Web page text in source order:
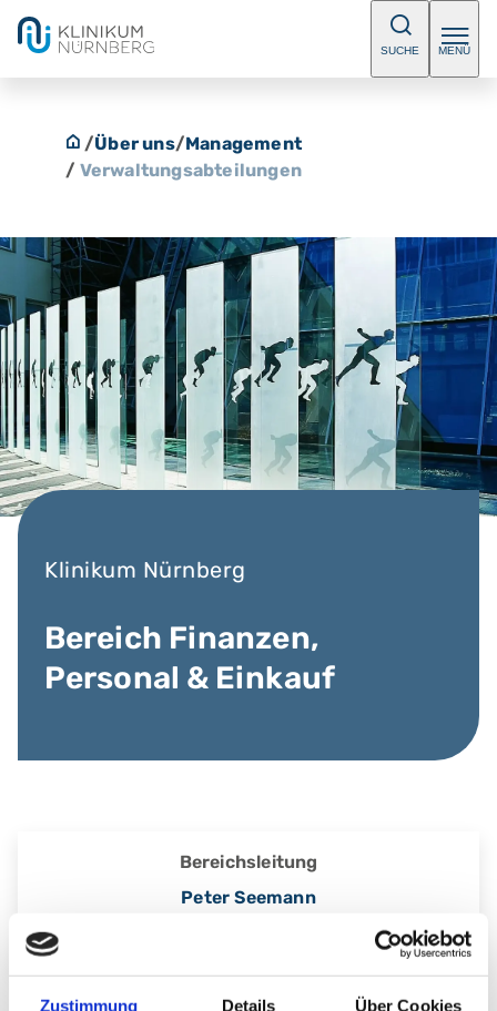
Zustimmung Details Über Cookies
SUCHE MENÜ
/Über uns/Management
/ Verwaltungsabteilungen
Klinikum Nürnberg
Bereich Finanzen,
Personal & Einkauf
Bereichsleitung
Peter Seemann